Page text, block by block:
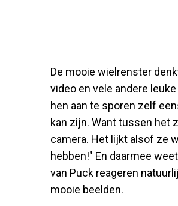
De mooie wielrenster
video en vele andere
hen aan te sporen zelf
kan zijn. Want tussen het
camera. Het lijkt alsof ze
hebben!" En daarmee
van Puck reageren
mooie beelden.